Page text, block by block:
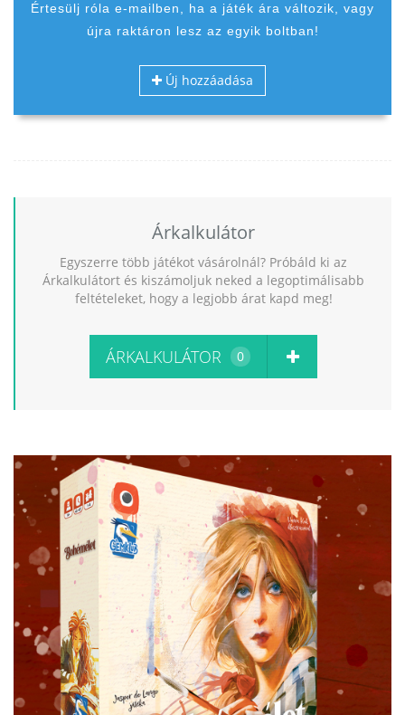
Értesülj róla e-mailben, ha a játék ára változik, vagy
újra raktáron lesz az egyik boltban!
Új hozzáadása
Árkalkulátor
Egyszerre több játékot vásárolnál? Próbáld ki az
Árkalkulátort és kiszámoljuk neked a legoptimálisabb
feltételeket, hogy a legjobb árat kapd meg!
ÁRKALKULÁTOR 0